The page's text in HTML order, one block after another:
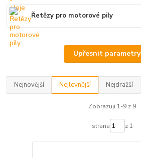
Řetězy pro motorové pily
Upřesnit parametry
Nejnovější Nejlevnější Nejdražší
Zobrazuji 1-9 z 9
strana z 1